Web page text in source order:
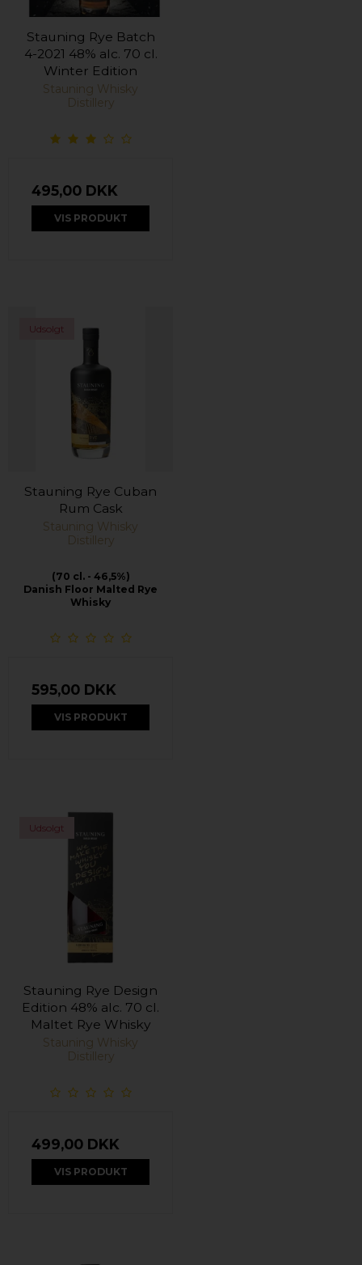
Stauning Rye Batch
4-2021 48% alc. 70 cl.
Winter Edition
Stauning Whisky
Distillery
495,00 DKK
VIS PRODUKT
Udsolgt
Stauning Rye Cuban
Rum Cask
Stauning Whisky
Distillery
(70 cl. - 46,5%)
Danish Floor Malted Rye
Whisky
595,00 DKK
VIS PRODUKT
Udsolgt
Stauning Rye Design
Edition 48% alc. 70 cl.
Maltet Rye Whisky
Stauning Whisky
Distillery
499,00 DKK
VIS PRODUKT